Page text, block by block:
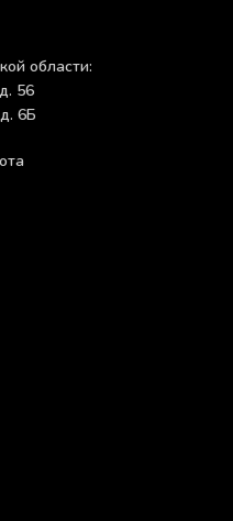
области:
56
6Б